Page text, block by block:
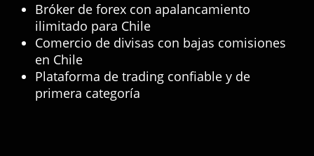
Bróker de forex con apalancamiento
ilimitado para Chile
Comercio de divisas con bajas comisiones
en Chile
Plataforma de trading confiable y de
primera categoría